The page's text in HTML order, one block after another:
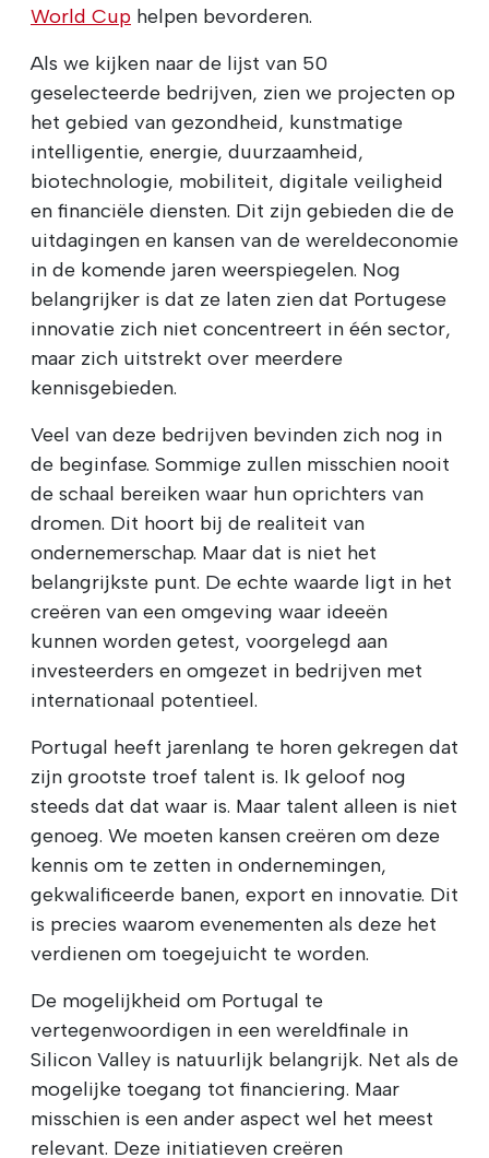
World Cup helpen bevorderen.
Als we kijken naar de lijst van 50
geselecteerde bedrijven, zien we projecten op
het gebied van gezondheid, kunstmatige
intelligentie, energie, duurzaamheid,
biotechnologie, mobiliteit, digitale veiligheid
en financiële diensten. Dit zijn gebieden die de
uitdagingen en kansen van de wereldeconomie
in de komende jaren weerspiegelen. Nog
belangrijker is dat ze laten zien dat Portugese
innovatie zich niet concentreert in één sector,
maar zich uitstrekt over meerdere
kennisgebieden.
Veel van deze bedrijven bevinden zich nog in
de beginfase. Sommige zullen misschien nooit
de schaal bereiken waar hun oprichters van
dromen. Dit hoort bij de realiteit van
ondernemerschap. Maar dat is niet het
belangrijkste punt. De echte waarde ligt in het
creëren van een omgeving waar ideeën
kunnen worden getest, voorgelegd aan
investeerders en omgezet in bedrijven met
internationaal potentieel.
Portugal heeft jarenlang te horen gekregen dat
zijn grootste troef talent is. Ik geloof nog
steeds dat dat waar is. Maar talent alleen is niet
genoeg. We moeten kansen creëren om deze
kennis om te zetten in ondernemingen,
gekwalificeerde banen, export en innovatie. Dit
is precies waarom evenementen als deze het
verdienen om toegejuicht te worden.
De mogelijkheid om Portugal te
vertegenwoordigen in een wereldfinale in
Silicon Valley is natuurlijk belangrijk. Net als de
mogelijke toegang tot financiering. Maar
misschien is een ander aspect wel het meest
relevant. Deze initiatieven creëren